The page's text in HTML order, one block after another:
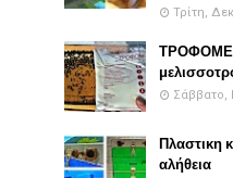
Τρίτη,
Σάββατο,
Πλαστικη
αλήθεια